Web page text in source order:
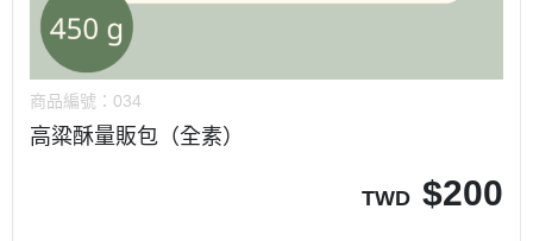
商品編號： 034
高粱酥量販包（全素）
TWD $200